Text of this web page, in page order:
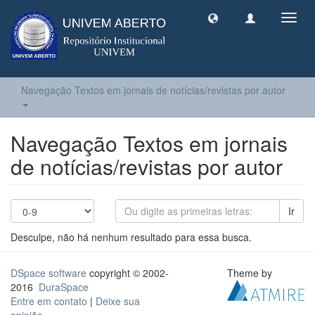
Navegação Textos em jornais de notícias/revistas por autor
Navegação Textos em jornais
de notícias/revistas por autor
Ir
Desculpe, não há nenhum resultado para essa busca.
DSpace software copyright © 2002-
2016 DuraSpace
Entre em contato | Deixe sua
Theme by